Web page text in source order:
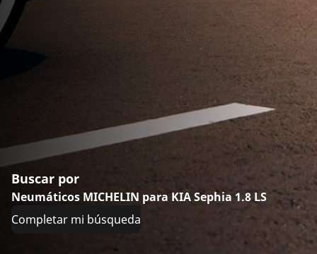
Buscar por
Neumáticos MICHELIN para KIA Sephia 1.8 LS
Completar mi búsqueda